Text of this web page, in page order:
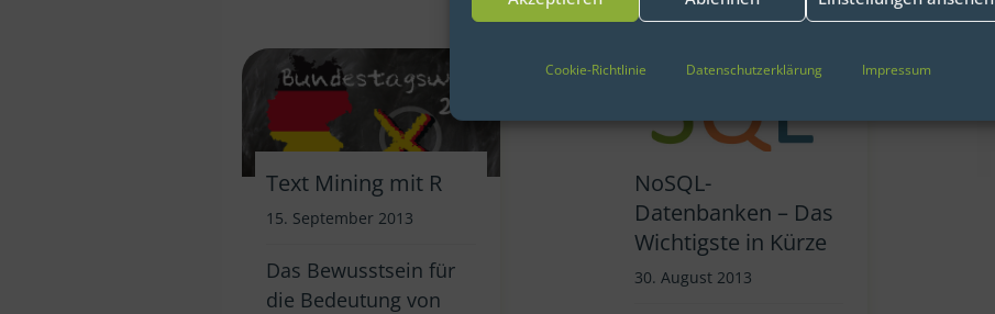
Cookie-Richtlinie Datenschutzerklärung Impressum
Text Mining mit R
15. September 2013
Das Bewusstsein für
die Bedeutung von
NoSQL-
Datenbanken – Das
Wichtigste in Kürze
30. August 2013